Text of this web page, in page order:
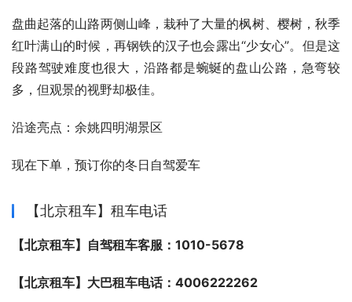
盘曲起落的山路两侧山峰，栽种了大量的枫树、樱树，秋季
红叶满山的时候，再钢铁的汉子也会露出“少女心”。但是这
段路驾驶难度也很大，沿路都是蜿蜒的盘山公路，急弯较
多，但观景的视野却极佳。
沿途亮点：余姚四明湖景区
现在下单，预订你的冬日自驾爱车
【北京租车】租车电话
【北京租车】自驾租车客服：1010-5678
【北京租车】大巴租车电话：4006222262